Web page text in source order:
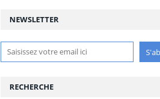
NEWSLETTER
RECHERCHE